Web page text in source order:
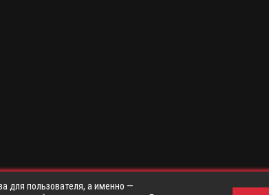
для пользователя, а именно —